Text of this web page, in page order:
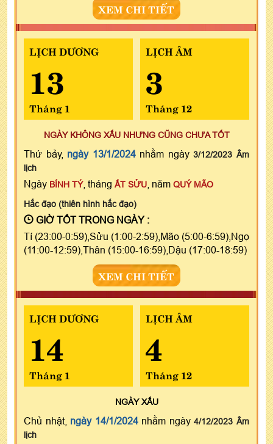
XEM CHI TIẾT
LỊCH DƯƠNG
13
Tháng 1
LỊCH ÂM
3
Tháng 12
NGÀY KHÔNG XẤU NHƯNG CŨNG CHƯA TỐT
Thứ bảy, ngày 13/1/2024nhằm ngày3/12/2023 Âm
lịch
Ngày BÍNH TÝ, tháng ẤT SỬU , năm QUÝ MÃO
Hắc đạo (thiên hình hắc đạo)
GIỜ TỐT TRONG NGÀY :
Tí (23:00-0:59),Sửu (1:00-2:59),Mão (5:00-6:59),Ngọ
(11:00-12:59),Thân (15:00-16:59),Dậu (17:00-18:59)
XEM CHI TIẾT
LỊCH DƯƠNG
14
Tháng 1
LỊCH ÂM
4
Tháng 12
NGÀYXẤU
Chủ nhật, ngày 14/1/2024nhằm ngày4/12/2023 Âm
lịch